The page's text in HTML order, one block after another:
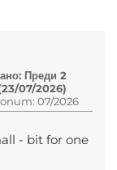
Преди 2
07/2026)
07/2026
- bit for one